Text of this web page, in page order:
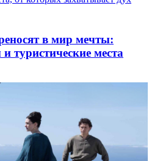
в мир мечты:
туристические места